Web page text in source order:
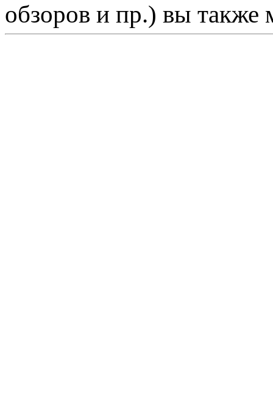
обзоров и пр.) вы также